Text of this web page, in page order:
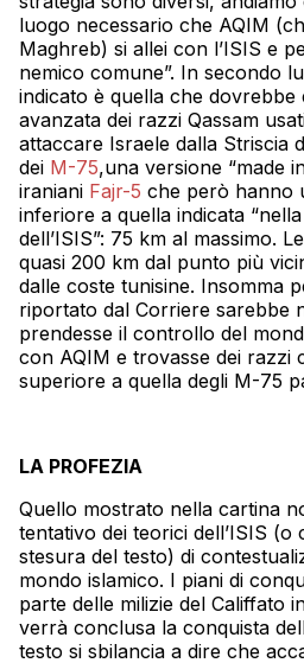
luogo necessario che AQIM
Maghreb) si allei con l’ISIS e
nemico comune”. In secondo
indicato è quella che dovrebbe
avanzata dei razzi Qassam
attaccare Israele dalla Striscia
dei M-75,una versione “made
iraniani Fajr-5 che però hanno
inferiore a quella indicata
dell’ISIS”: 75 km al massimo.
quasi 200 km dal punto più
dalle coste tunisine. Insomma
riportato dal Corriere sarebbe
prendesse il controllo del
con AQIM e trovasse dei razzi
superiore a quella degli M-75
LA PROFEZIA
Quello mostrato nella cartina
tentativo dei teorici dell’ISIS (o
stesura del testo) di
mondo islamico. I piani di
parte delle milizie del Califfato
verrà conclusa la conquista
testo si sbilancia a dire che